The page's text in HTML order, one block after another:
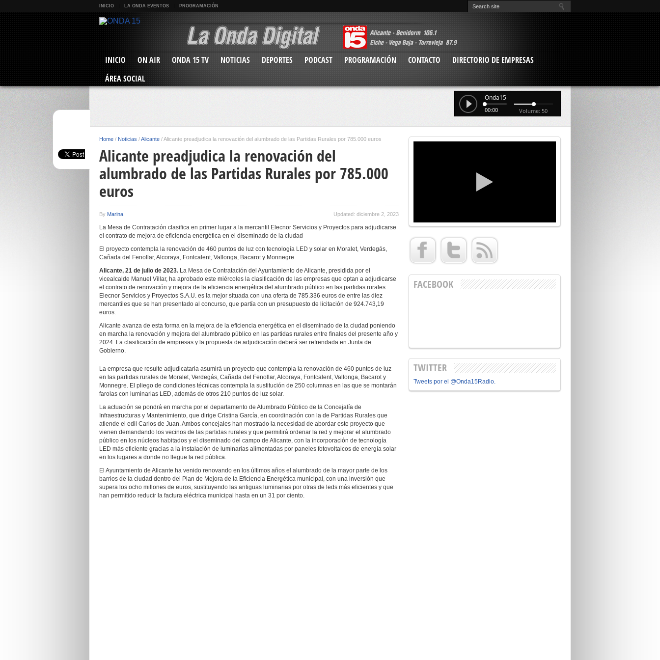
INICIO LA ONDA EVENTOS PROGRAMACIÓN
INICIO ON AIR ONDA 15 TV NOTICIAS DEPORTES PODCAST PROGRAMACIÓN CONTACTO
DIRECTORIO DE EMPRESAS
ÁREA SOCIAL
Onda15
00:00 Volume: 50
Home / Noticias /Alicante /Alicante preadjudica la renovación del alumbrado de las Partidas Rurales por 785.000 euros
Alicante preadjudica la renovación del
alumbrado de las Partidas Rurales por 785.000
euros
By Marina Updated: diciembre 2, 2023
La Mesa de Contratación clasifica en primer lugar a la mercantil Elecnor Servicios y Proyectos para adjudicarse
el contrato de mejora de eficiencia energética en el diseminado de la ciudad
El proyecto contempla la renovación de 460 puntos de luz con tecnología LED y solar en Moralet, Verdegás,
Cañada del Fenollar, Alcoraya, Fontcalent, Vallonga, Bacarot y Monnegre
Alicante, 21 de julio de 2023. La Mesa de Contratación del Ayuntamiento de Alicante, presidida por el
vicealcalde Manuel Villar, ha aprobado este miércoles la clasificación de las empresas que optan a adjudicarse
el contrato de renovación y mejora de la eficiencia energética del alumbrado público en las partidas rurales.
Elecnor Servicios y Proyectos S.A.U. es la mejor situada con una oferta de 785.336 euros de entre las diez
mercantiles que se han presentado al concurso, que partía con un presupuesto de licitación de 924.743,19
euros.
Alicante avanza de esta forma en la mejora de la eficiencia energética en el diseminado de la ciudad poniendo
en marcha la renovación y mejora del alumbrado público en las partidas rurales entre finales del presente año y
2024. La clasificación de empresas y la propuesta de adjudicación deberá ser refrendada en Junta de
Gobierno.
La empresa que resulte adjudicataria asumirá un proyecto que contempla la renovación de 460 puntos de luz
en las partidas rurales de Moralet, Verdegás, Cañada del Fenollar, Alcoraya, Fontcalent, Vallonga, Bacarot y
Monnegre. El pliego de condiciones técnicas contempla la sustitución de 250 columnas en las que se montarán
farolas con luminarias LED, además de otros 210 puntos de luz solar.
La actuación se pondrá en marcha por el departamento de Alumbrado Público de la Concejalía de
Infraestructuras y Mantenimiento, que dirige Cristina García, en coordinación con la de Partidas Rurales que
atiende el edil Carlos de Juan. Ambos concejales han mostrado la necesidad de abordar este proyecto que
vienen demandando los vecinos de las partidas rurales y que permitirá ordenar la red y mejorar el alumbrado
público en los núcleos habitados y el diseminado del campo de Alicante, con la incorporación de tecnología
LED más eficiente gracias a la instalación de luminarias alimentadas por paneles fotovoltaicos de energía solar
en los lugares a donde no llegue la red pública.
El Ayuntamiento de Alicante ha venido renovando en los últimos años el alumbrado de la mayor parte de los
barrios de la ciudad dentro del Plan de Mejora de la Eficiencia Energética municipal, con una inversión que
supera los ocho millones de euros, sustituyendo las antiguas luminarias por otras de leds más eficientes y que
han permitido reducir la factura eléctrica municipal hasta en un 31 por ciento.
FACEBOOK
TWITTER
Tweets por el @Onda15Radio.